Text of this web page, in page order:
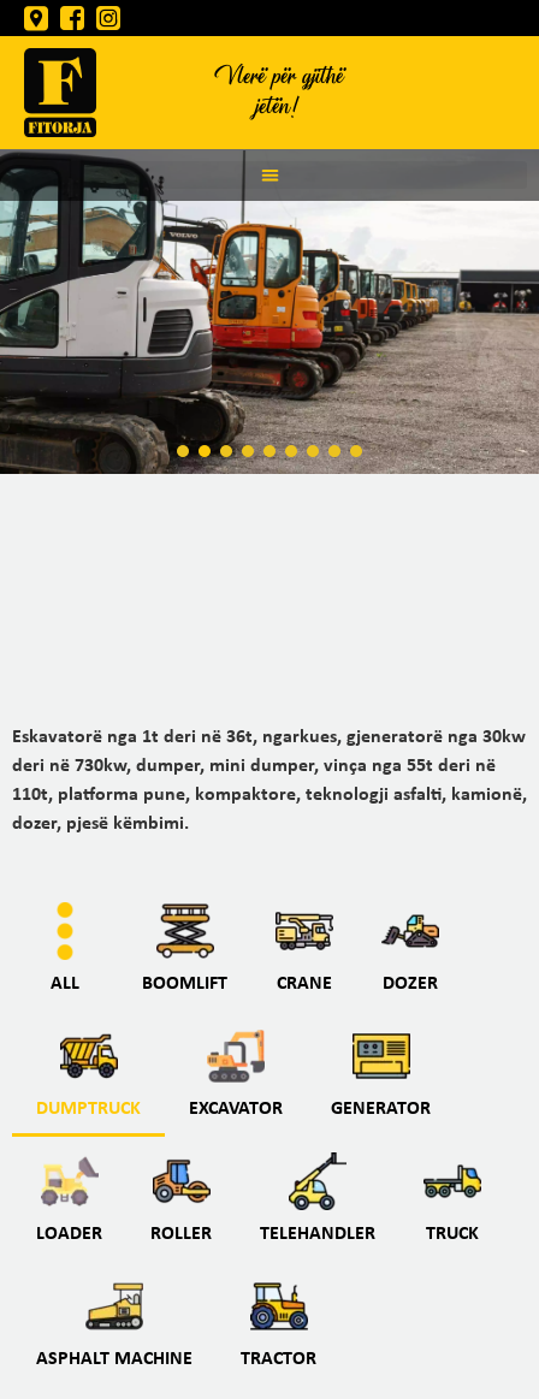
Vlerë për gjithë
jetën!
Eskavatorë nga 1t deri në 36t, ngarkues, gjeneratorë nga 30kw
deri në 730kw, dumper, mini dumper, vinça nga 55t deri në
110t, platforma pune, kompaktore, teknologji asfalti, kamionë,
dozer, pjesë këmbimi.
ALL BOOMLIFT CRANE DOZER
DUMPTRUCK EXCAVATOR GENERATOR
LOADER ROLLER TELEHANDLER TRUCK
ASPHALT MACHINE TRACTOR